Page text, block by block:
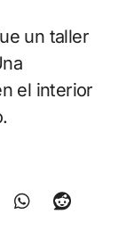
un taller
el interior